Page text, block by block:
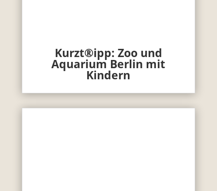
Kurzt®ipp: Zoo und
Aquarium Berlin mit
Kindern